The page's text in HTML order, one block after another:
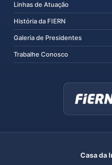
Linhas de Atuação
História da FIERN
Galeria de Presidentes
Trabalhe Conosco
Casa da